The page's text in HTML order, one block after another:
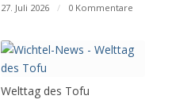
27. Juli 2026 / 0 Kommentare
Welttag des Tofu